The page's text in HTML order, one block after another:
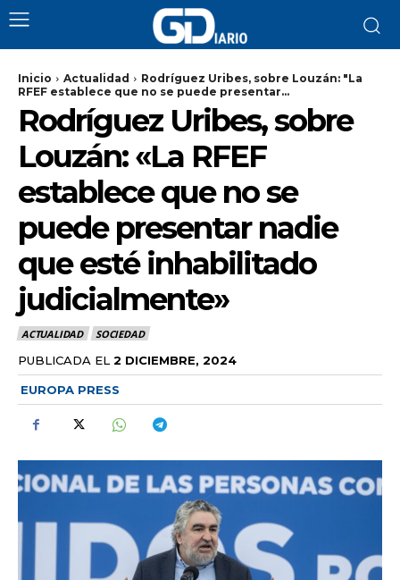
Inicio Actualidad
Rodríguez Uribes, sobre Louzán: "La
RFEF establece que no se puede presentar...
Rodríguez Uribes, sobre
Louzán: «La RFEF
establece que no se
puede presentar nadie
que esté inhabilitado
judicialmente»
ACTUALIDAD SOCIEDAD
PUBLICADA EL 2 DICIEMBRE, 2024
EUROPA PRESS